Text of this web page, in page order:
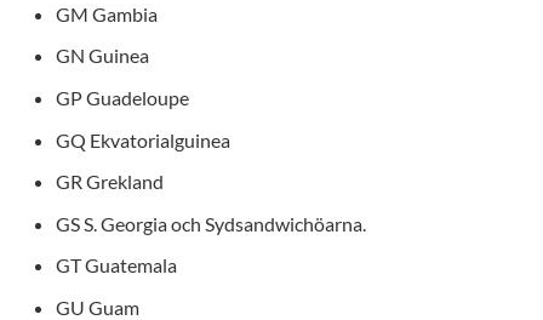
GM Gambia
GN Guinea
GP Guadeloupe
GQ Ekvatorialguinea
GR Grekland
GS S. Georgia och Sydsandwichöarna.
GT Guatemala
GU Guam